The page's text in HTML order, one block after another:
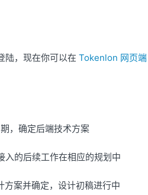
陆，现在你可以在Tokenlon 网页端
，确定后端技术方案
入的后续工作在相应的规划中
案并确定，设计初稿进行中